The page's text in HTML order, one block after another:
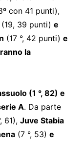
con 41 punti),
39 punti) e
(17 °, 42 punti) e
la
(1 °, 82) e
A. Da parte
61), Juve Stabia
(7 °, 53) e